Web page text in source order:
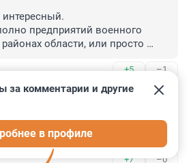
интересный.
предприятий военного
области, или просто
знает то или это предприятие,
откуда летит. Сдается мне,
+5 –1
- не надо воевать с
+7 –0
за комментарии и другие
в профиле